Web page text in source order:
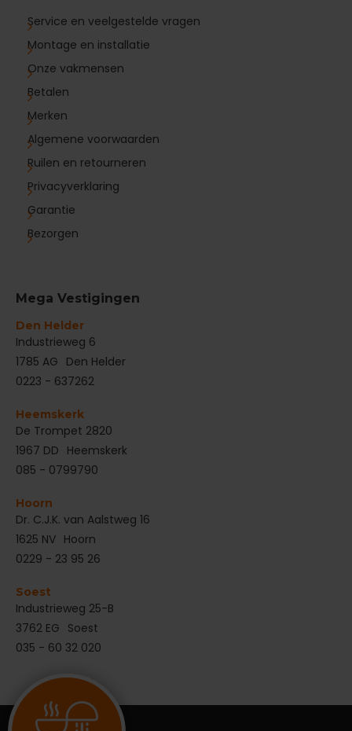
Service en veelgestelde vragen
Montage en installatie
Onze vakmensen
Betalen
Merken
Algemene voorwaarden
Ruilen en retourneren
Privacyverklaring
Garantie
Bezorgen
Mega Vestigingen
Den Helder
‌Industrieweg 6
1785 AG Den Helder
0223 - 637262
Heemskerk
De Trompet 2820
1967 DD Heemskerk
085 - 0799790
Hoorn
Dr. C.J.K. van Aalstweg 16
1625 NV Hoorn
0229 - 23 95 26
Soest
Industrieweg 25-B
3762 EG Soest
035 - 60 32 020